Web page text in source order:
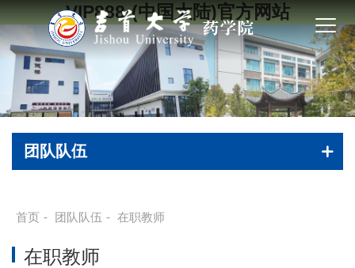
VIP888·(中国大陆)官方网站
团队队伍
首页 - 团队队伍 - 在职教师
在职教师